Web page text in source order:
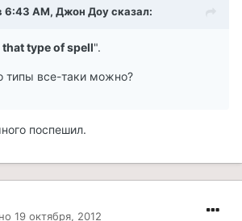
6:43 AM, Джон Доу сказал:
that type of spell".
типы все-таки можно?
поспешил.
19 октября, 2012